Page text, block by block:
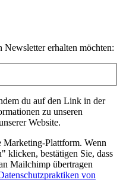
Newsletter erhalten möchten:
du auf den Link in der
zu unseren
Website.
Marketing-Plattform. Wenn
klicken, bestätigen Sie, dass
Mailchimp übertragen
von